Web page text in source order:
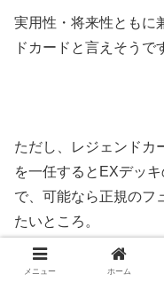
実用性・将来性ともに
ドカードと言えそうで
ただし、レジェンドカ
を一任するとEXデッ
で、可能なら正規のフ
たいところ。
メニュー ホーム